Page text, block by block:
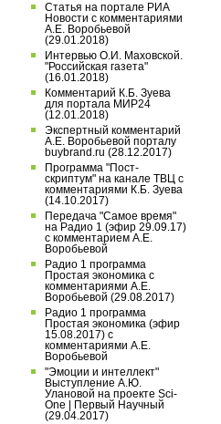
Статья на портале РИА
Новости с комментариями
А.Е. Воробьевой
(29.01.2018)
Интервью О.И. Маховской.
"Российская газета"
(16.01.2018)
Комментарий К.Б. Зуева
для портала МИР24
(12.01.2018)
Экспертный комментарий
А.Е. Воробьевой порталу
buybrand.ru (28.12.2017)
Программа "Пост-
скриптум" на канале ТВЦ с
комментариями К.Б. Зуева
(14.10.2017)
Передача "Самое время"
на Радио 1 (эфир 29.09.17)
с комментарием А.Е.
Воробьевой
Радио 1 программа
Простая экономика с
комментариями А.Е.
Воробьевой (29.08.2017)
Радио 1 программа
Простая экономика (эфир
15.08.2017) с
комментариями А.Е.
Воробьевой
"Эмоции и интеллект"
Выступление А.Ю.
Улановой на проекте Sci-
One | Первый Научный
(29.04.2017)